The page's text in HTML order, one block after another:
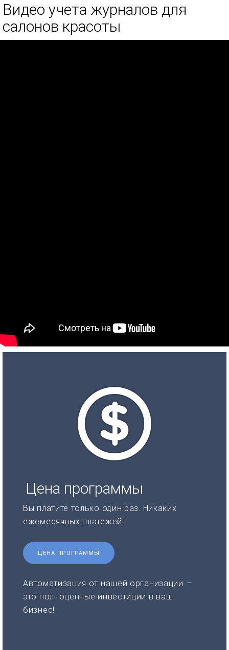
Видео учета журналов для
салонов красоты
Цена программы
Вы платите только один раз. Никаких
ежемесячных платежей!
ЦЕНА ПРОГРАММЫ
Автоматизация от нашей организации –
это полноценные инвестиции в ваш
бизнес!